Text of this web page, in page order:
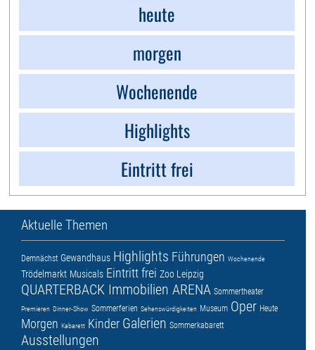
heute
morgen
Wochenende
Highlights
Eintritt frei
Aktuelle Themen
Demnächst Gewandhaus Highlights Führungen Wochenende
Trödelmarkt Musicals Eintritt frei Zoo Leipzig
QUARTERBACK Immobilien ARENA Sommertheater
Premieren Dinner-Show Sommerferien Sehenswürdigkeiten Museum Oper Heute
Morgen Kabarett Kinder Galerien Sommerkabarett
Ausstellungen